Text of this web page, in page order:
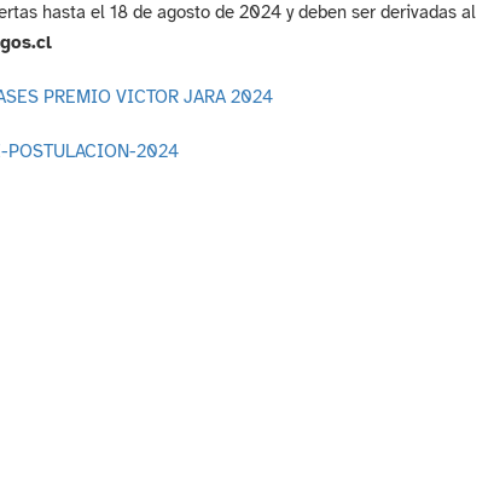
hasta el 18 de agosto de 2024 y deben ser derivadas al
PREMIO VICTOR JARA 2024
POSTULACION-2024